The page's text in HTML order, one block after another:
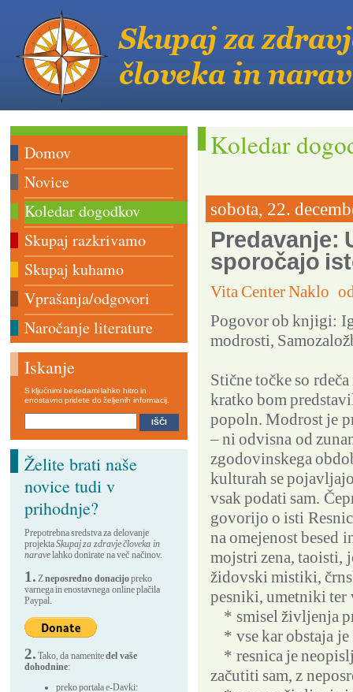
Koledar
sobota, 22.
Predavanje:
sporočajo
Vita Center Naklo
Pogovor ob knjigi:
modrosti,
Stične točke so
kratko bom
popoln. Modrost je
– ni odvisna od
zgodovinskega
kulturah se
vsak podati sam.
govorijo o isti
na omejenost besed
mojstri zena,
židovski mistiki,
pesniki, umetniki ter
* smisel življenja
* vse kar obstaja je
* resnica je
začutiti sam, z
Domov
Novice
Koledar dogodkov
Skupaj razkrivamo
Skupaj kuhamo
Vprašanja/odgovori
Naročanje literature
Iskanje
S ključnimi besedami lahko hitro in
enostavno pridete do željenih informacij.
Želite brati naše
novice tudi v
prihodnje?
Prepotrebna sredstva za delovanje
projektaSkupaj za zdravje človeka in
naravelahko donirate na več načinov.
1. Zneposredno donacijopreko
varnega in enostavnega online plačila
Paypal.
2. Tako, da namenitedel vaše
dohodnine:
preko portala e-Davki: